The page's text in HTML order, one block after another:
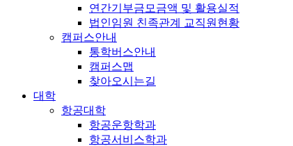
연간기부금모금액 및 활용실적
법인임원 친족관계 교직원현황
캠퍼스안내
통학버스안내
캠퍼스맵
찾아오시는길
대학
항공대학
항공운항학과
항공서비스학과